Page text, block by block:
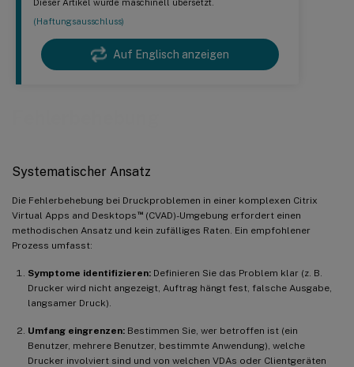
Dieser Artikel wurde maschinell übersetzt.
(Haftungsausschluss)
Auf Englisch anzeigen
Systematischer Ansatz
Die Fehlerbehebung bei Druckproblemen in einer komplexen Citrix
Virtual Apps and Desktops ™(CVAD)-Umgebung erfordert einen
methodischen Ansatz und kein zufälliges Raten. Ein empfohlener
Prozess umfasst:
Symptome identifizieren: Definieren Sie das Problem klar (z. B.
Drucker wird nicht angezeigt, Auftrag hängt fest, falsche Ausgabe,
langsamer Druck).
Umfang eingrenzen: Bestimmen Sie, wer betroffen ist (ein
Benutzer, mehrere Benutzer, bestimmte Anwendung), welche
Drucker involviert sind und von welchen VDAs oder Clientgeräten